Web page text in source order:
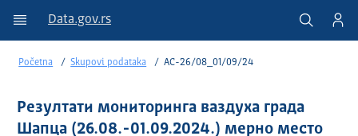
Data.gov.rs
Početna Skupovi podataka АС-26/08_01/09/24
Резултати мониторинга ваздуха града
Шапца (26.08.-01.09.2024.) мерно место